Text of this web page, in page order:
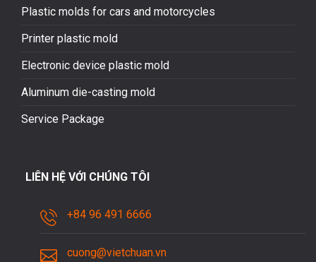
Plastic molds for cars and motorcycles
Printer plastic mold
Electronic device plastic mold
Aluminum die-casting mold
Service Package
LIÊN HỆ VỚI CHÚNG TÔI
+84 96 491 6666
cuong@vietchuan.vn